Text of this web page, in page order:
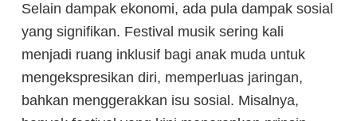
Selain dampak ekonomi, ada pula dampak sosial
yang signifikan. Festival musik sering kali
menjadi ruang inklusif bagi anak muda untuk
mengekspresikan diri, memperluas jaringan,
bahkan menggerakkan isu sosial. Misalnya,